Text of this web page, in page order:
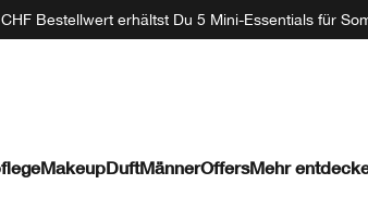
Bestellwert erhältst Du 5 Mini-Essentials für
MakeupDuftMännerOffersMehr